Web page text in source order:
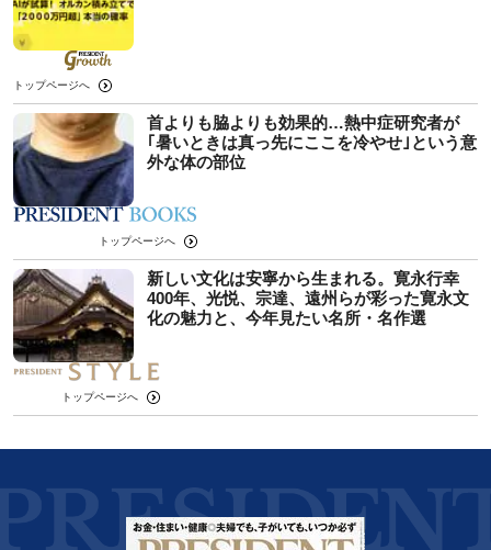
トップページへ
首よりも脇よりも効果的…熱中症研究者が
｢暑いときは真っ先にここを冷やせ｣という意
外な体の部位
トップページへ
新しい文化は安寧から生まれる。寛永行幸
400年、光悦、宗達、遠州らが彩った寛永文
化の魅力と、今年見たい名所・名作選
トップページへ